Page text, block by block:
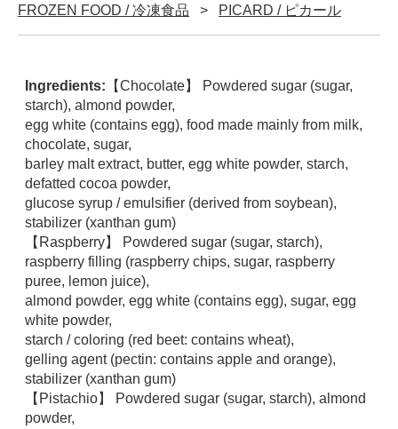
FROZEN FOOD / 冷凍食品
PICARD / ピカール
Ingredients: 【Chocolate】 Powdered sugar (sugar,
starch), almond powder,
egg white (contains egg), food made mainly from milk,
chocolate, sugar,
barley malt extract, butter, egg white powder, starch,
defatted cocoa powder,
glucose syrup / emulsifier (derived from soybean),
stabilizer (xanthan gum)
【Raspberry】 Powdered sugar (sugar, starch),
raspberry filling (raspberry chips, sugar, raspberry
puree, lemon juice),
almond powder, egg white (contains egg), sugar, egg
white powder,
starch / coloring (red beet: contains wheat),
gelling agent (pectin: contains apple and orange),
stabilizer (xanthan gum)
【Pistachio】 Powdered sugar (sugar, starch), almond
powder,